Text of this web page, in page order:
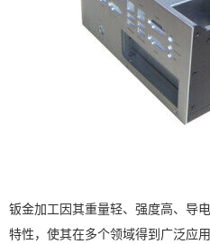
钣金加工因其重量轻、强度高、导
特性，使其在多个领域得到广泛应